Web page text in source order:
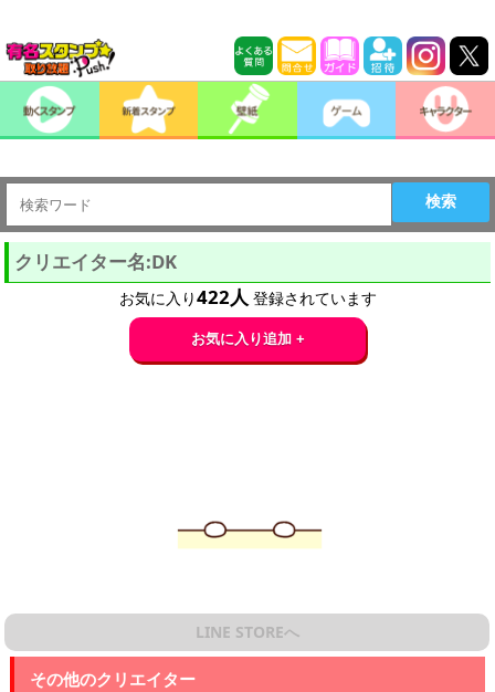
検索
クリエイター名:DK
お気に入り422人 登録されています
お気に入り追加 +
LINE STOREへ
その他のクリエイター